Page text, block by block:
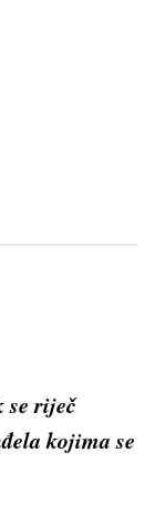
se riječ
kojima se